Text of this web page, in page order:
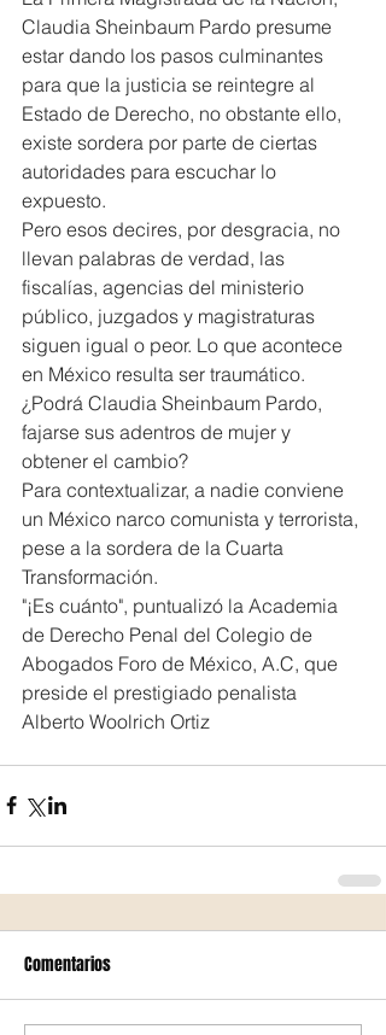
Claudia Sheinbaum Pardo presume
estar dando los pasos culminantes
para que la justicia se reintegre al
Estado de Derecho, no obstante ello,
existe sordera por parte de ciertas
autoridades para escuchar lo
expuesto.
Pero esos decires, por desgracia, no
llevan palabras de verdad, las
fiscalías, agencias del ministerio
público, juzgados y magistraturas
siguen igual o peor. Lo que acontece
en México resulta ser traumático.
¿Podrá Claudia Sheinbaum Pardo,
fajarse sus adentros de mujer y
obtener el cambio?
Para contextualizar, a nadie conviene
un México narco comunista y terrorista,
pese a la sordera de la Cuarta
Transformación.
"¡Es cuánto", puntualizó la Academia
de Derecho Penal del Colegio de
Abogados Foro de México, A.C, que
preside el prestigiado penalista
Alberto Woolrich Ortiz
Comentarios